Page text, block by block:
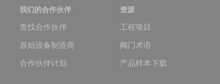
我们的合作伙伴
查找合作伙伴
原始设备制造商
合作伙伴计划
资源
工程项目
阀门术语
产品样本下载